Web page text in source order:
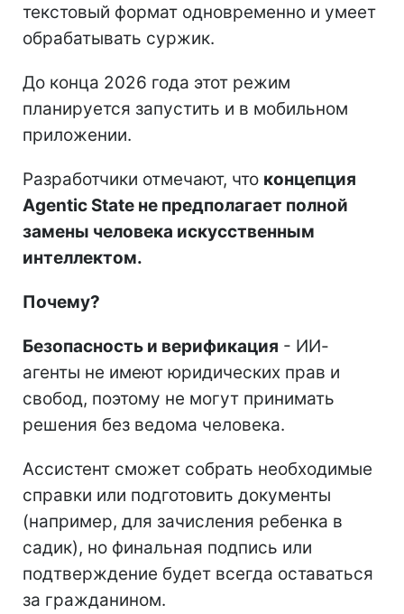
текстовый формат одновременно и умеет
обрабатывать суржик.
До конца 2026 года этот режим
планируется запустить и в мобильном
приложении.
Разработчики отмечают, что концепция
Agentic State не предполагает полной
замены человека искусственным
интеллектом.
Почему?
Безопасность и верификация - ИИ-
агенты не имеют юридических прав и
свобод, поэтому не могут принимать
решения без ведома человека.
Ассистент сможет собрать необходимые
справки или подготовить документы
(например, для зачисления ребенка в
садик), но финальная подпись или
подтверждение будет всегда оставаться
за гражданином.